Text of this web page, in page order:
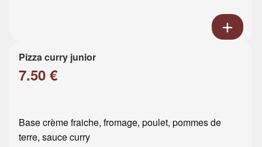
Pizza curry junior
7.50 €
Base crème fraiche, fromage, poulet, pommes de
terre, sauce curry